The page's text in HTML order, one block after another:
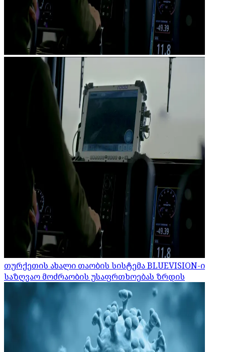
თურქეთის ახალი თაობის სისტემა BLUEVISION-ი
საზღვაო მოძრაობის უსაფრთხოებას ზრდის